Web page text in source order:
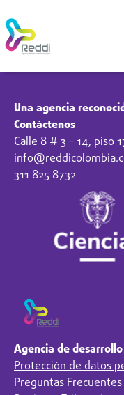
Agencia de
Protección de datos
Preguntas Frecuentes
Una agencia
Contáctenos
Calle 8 # 3 – 14, piso
311 825 8732